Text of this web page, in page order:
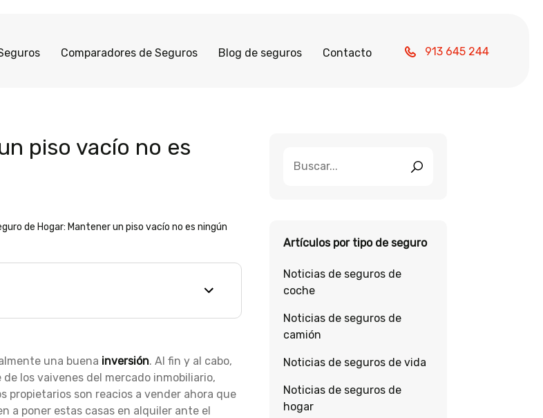
Comparadores de Seguros Blog de seguros Contacto 913 645 244
piso vacío no es
de Hogar: Mantener un piso vacío no es ningún
una buena inversión. Al fin y al cabo,
los vaivenes del mercado inmobiliario,
propietarios son reacios a vender ahora que
a poner estas casas en alquiler ante el
Artículos por tipo de seguro
Noticias de seguros de
coche
Noticias de seguros de
camión
Noticias de seguros de vida
Noticias de seguros de
hogar